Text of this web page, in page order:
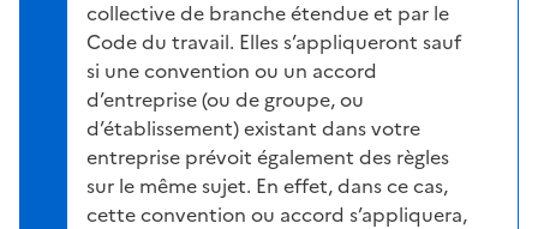
collective de branche étendue et par le
Code du travail. Elles s’appliqueront sauf
si une convention ou un accord
d’entreprise (ou de groupe, ou
d’établissement) existant dans votre
entreprise prévoit également des règles
sur le même sujet. En effet, dans ce cas,
cette convention ou accord s’appliquera,